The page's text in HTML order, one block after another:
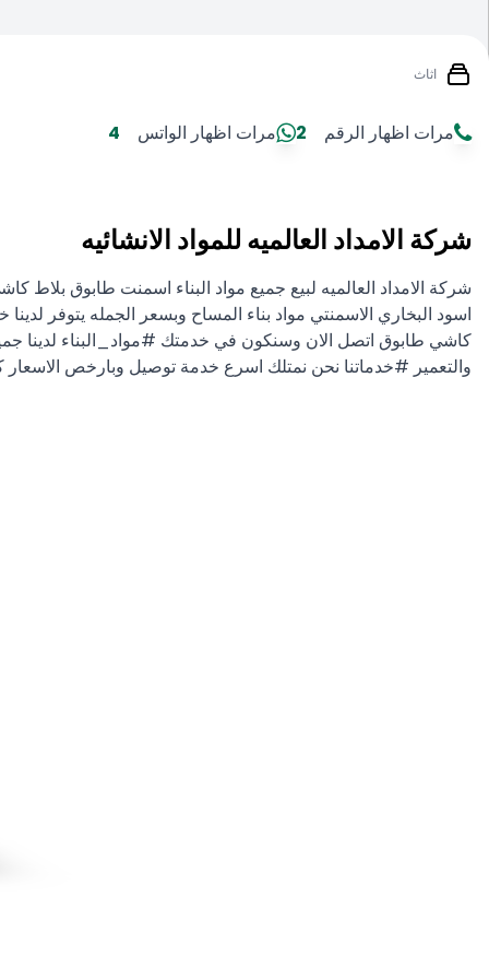
اثاث
مرات اظهار الرقم 2 مرات اظهار الواتس 4
شركة الامداد العالميه للمواد الانشائيه
شركة الامداد العالميه لبيع جميع مواد البناء اسمنت طابوق بلاط
اسود البخاري الاسمنتي مواد بناء المساح وبسعر الجمله يتوفر
والتعمير #خدماتنا نحن نمتلك اسرع خدمة توصيل وبارخص